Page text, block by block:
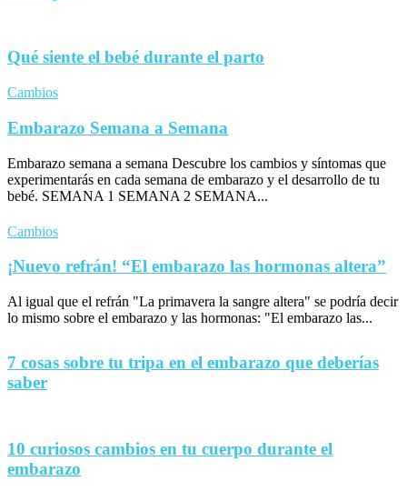
Qué siente el bebé durante el parto
Cambios
Embarazo Semana a Semana
Embarazo semana a semana Descubre los cambios y síntomas que
experimentarás en cada semana de embarazo y el desarrollo de tu
bebé. SEMANA 1 SEMANA 2 SEMANA...
Cambios
¡Nuevo refrán! “El embarazo las hormonas altera”
Al igual que el refrán "La primavera la sangre altera" se podría decir
lo mismo sobre el embarazo y las hormonas: "El embarazo las...
7 cosas sobre tu tripa en el embarazo que deberías
saber
10 curiosos cambios en tu cuerpo durante el
embarazo